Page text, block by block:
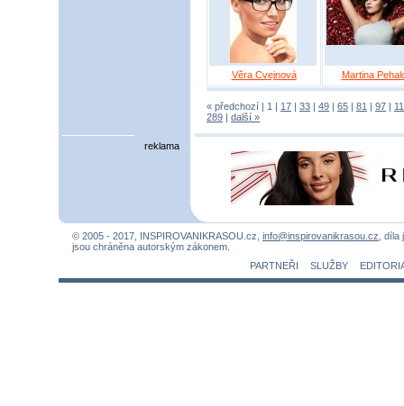
Věra Cvejnová Martina
« předchozí | 1 17 33 49 65 81 97
289
další »
reklama
© 2005 - 2017, INSPIROVANIKRASOU.cz, info@inspirovanikrasou.cz, díla
jsou chráněna autorským zákonem.
PARTNEŘI
SLUŽBY